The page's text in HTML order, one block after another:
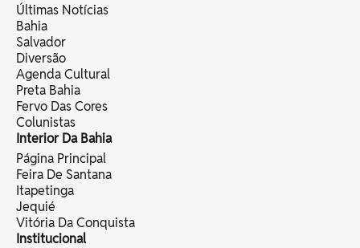
Últimas Notícias
Bahia
Salvador
Diversão
Agenda Cultural
Preta Bahia
Fervo Das Cores
Colunistas
Interior Da Bahia
Página Principal
Feira De Santana
Itapetinga
Jequié
Vitória Da Conquista
Institucional